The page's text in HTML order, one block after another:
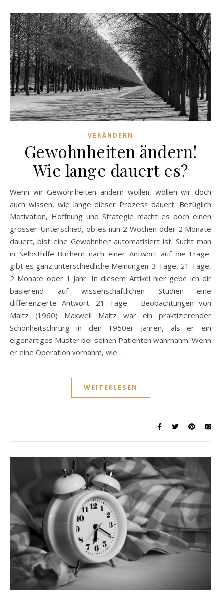
VERÄNDERN
Gewohnheiten ändern!
Wie lange dauert es?
Wenn wir Gewohnheiten ändern wollen, wollen wir doch
auch wissen, wie lange dieser Prozess dauert. Bezüglich
Motivation, Hoffnung und Strategie macht es doch einen
grossen Unterschied, ob es nun 2 Wochen oder 2 Monate
dauert, bist eine Gewohnheit automatisiert ist. Sucht man
in Selbsthilfe-Büchern nach einer Antwort auf die Frage,
gibt es ganz unterschiedliche Meinungen: 3 Tage, 21 Tage,
2 Monate oder 1 Jahr. In diesem Artikel hier gebe ich dir
basierend auf wissenschaftlichen Studien eine
differenzierte Antwort. 21 Tage – Beobachtungen von
Maltz (1960) Maxwell Maltz war ein praktizierender
Schönheitschirurg in den 1950er Jahren, als er ein
eigenartiges Muster bei seinen Patienten wahrnahm. Wenn
er eine Operation vornahm, wie…
WEITERLESEN